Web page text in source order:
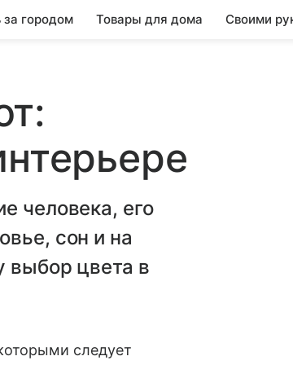
городом Товары для дома Своими
человека, его
сон и на
выбор цвета в
следует